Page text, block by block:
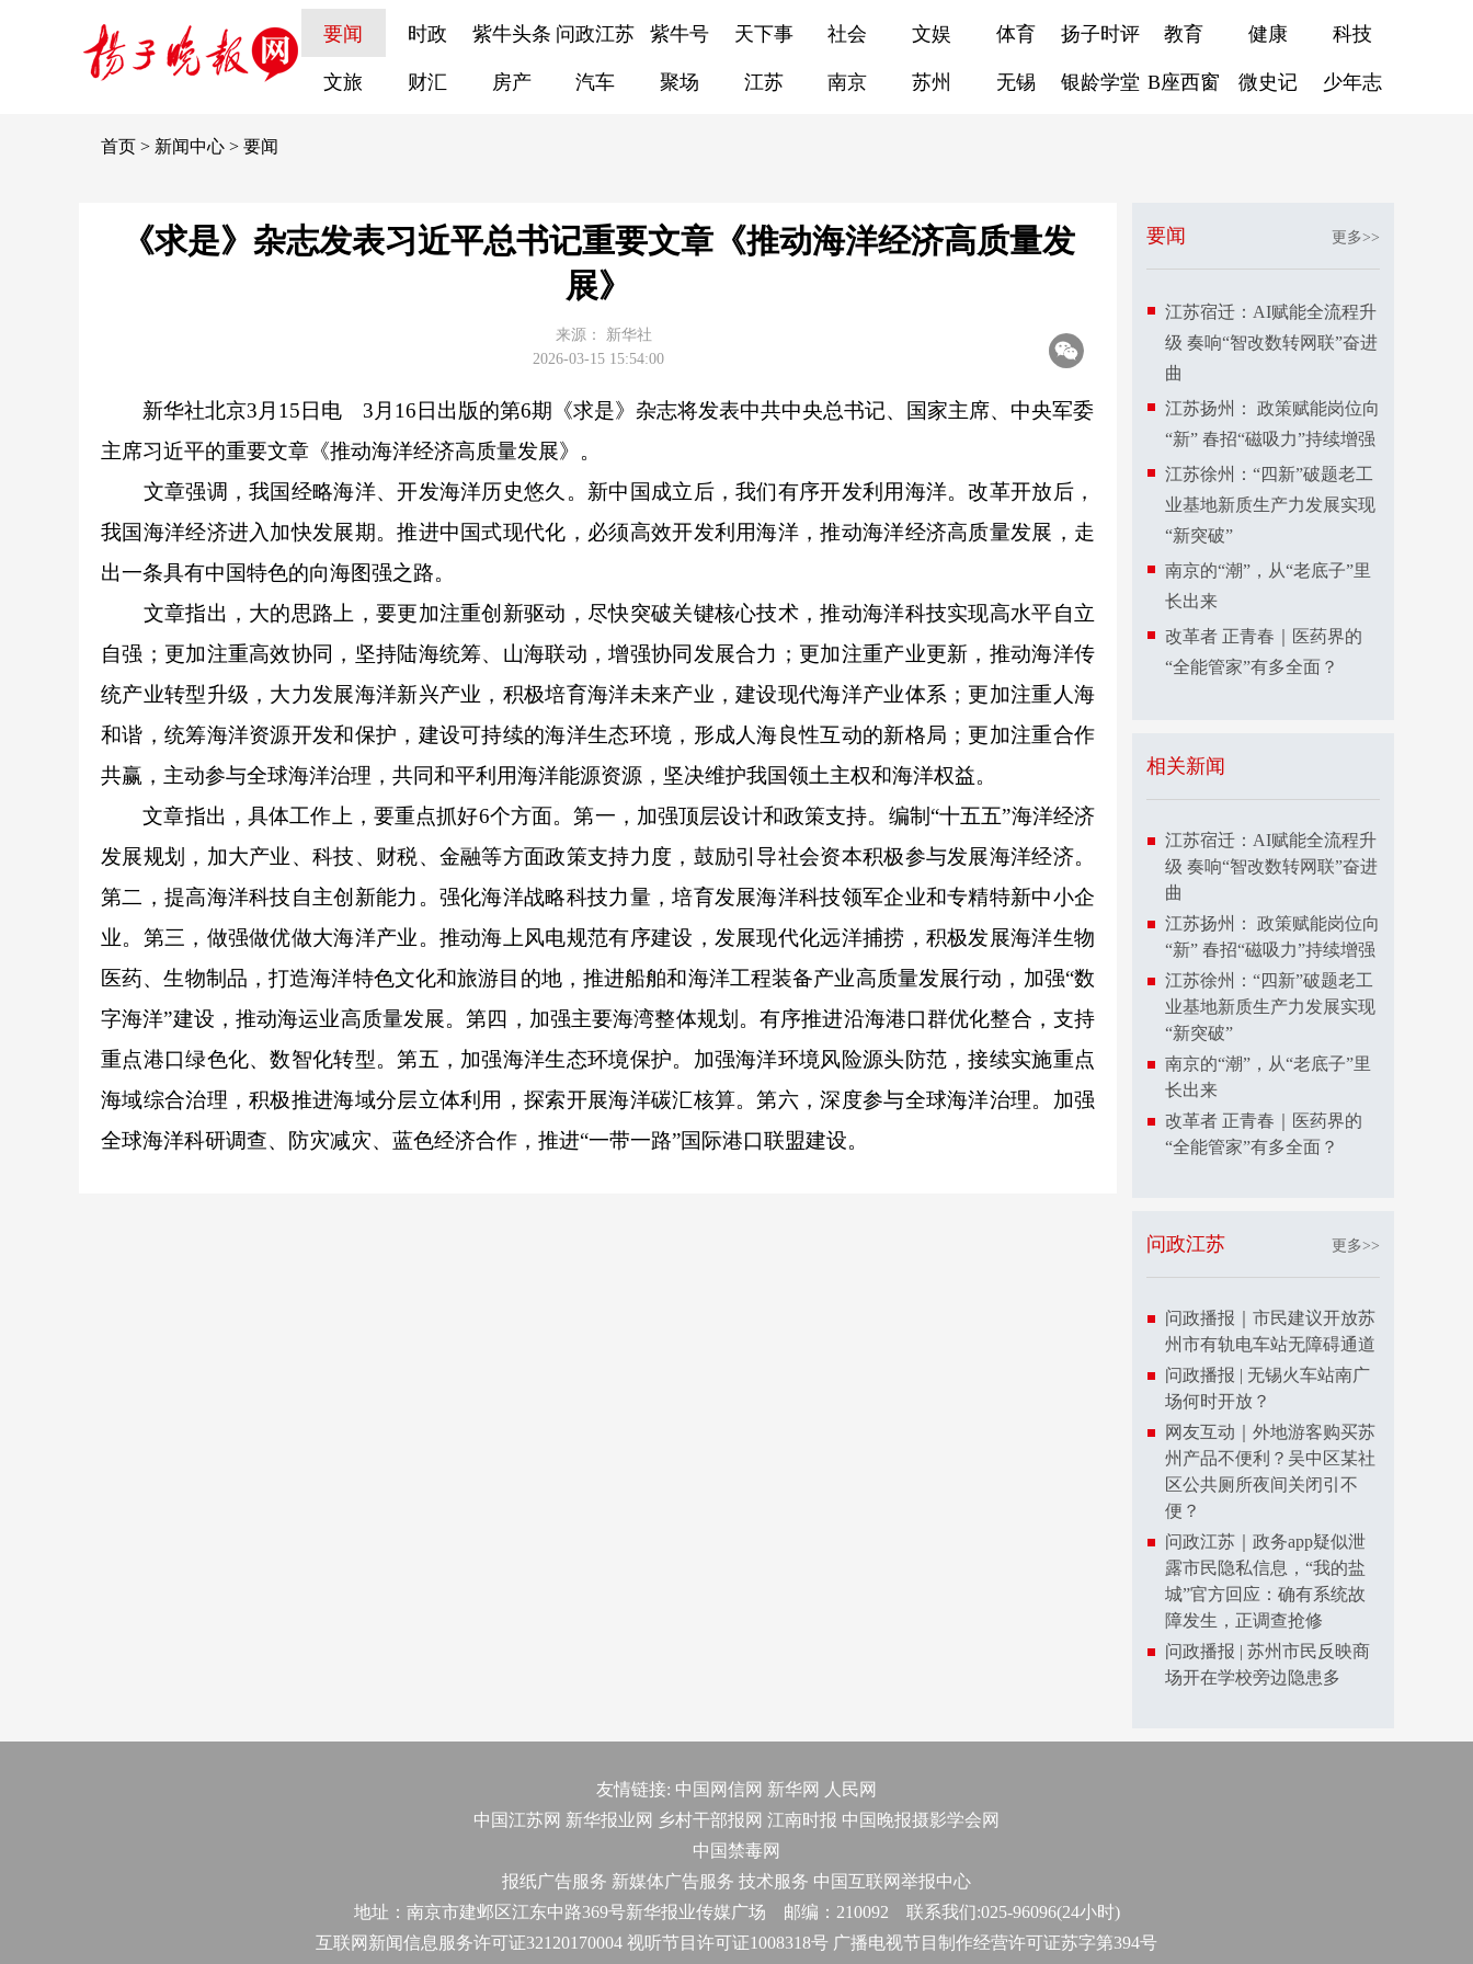
要闻 时政 紫牛头条 问政江苏 紫牛号 天下事 社会 文娱 体育 扬子时评 教育 健康 科技
文旅 财汇 房产 汽车 聚场 江苏 南京 苏州 无锡 银龄学堂 B座西窗 微史记 少年志
首页 > 新闻中心 > 要闻
《求是》杂志发表习近平总书记重要文章《推动海洋经济高质量发
展》
来源：
新华社
2026-03-15 15:54:00
新华社北京3月15日电 3月16日出版的第6期《求是》杂志将发表中共中央总书记、国家主席、中央军委
主席习近平的重要文章《推动海洋经济高质量发展》。
文章强调，我国经略海洋、开发海洋历史悠久。新中国成立后，我们有序开发利用海洋。改革开放后，
我国海洋经济进入加快发展期。推进中国式现代化，必须高效开发利用海洋，推动海洋经济高质量发展，走
出一条具有中国特色的向海图强之路。
文章指出，大的思路上，要更加注重创新驱动，尽快突破关键核心技术，推动海洋科技实现高水平自立
自强；更加注重高效协同，坚持陆海统筹、山海联动，增强协同发展合力；更加注重产业更新，推动海洋传
统产业转型升级，大力发展海洋新兴产业，积极培育海洋未来产业，建设现代海洋产业体系；更加注重人海
和谐，统筹海洋资源开发和保护，建设可持续的海洋生态环境，形成人海良性互动的新格局；更加注重合作
共赢，主动参与全球海洋治理，共同和平利用海洋能源资源，坚决维护我国领土主权和海洋权益。
文章指出，具体工作上，要重点抓好6个方面。第一，加强顶层设计和政策支持。编制“十五五”海洋经济
发展规划，加大产业、科技、财税、金融等方面政策支持力度，鼓励引导社会资本积极参与发展海洋经济。
第二，提高海洋科技自主创新能力。强化海洋战略科技力量，培育发展海洋科技领军企业和专精特新中小企
业。第三，做强做优做大海洋产业。推动海上风电规范有序建设，发展现代化远洋捕捞，积极发展海洋生物
医药、生物制品，打造海洋特色文化和旅游目的地，推进船舶和海洋工程装备产业高质量发展行动，加强“数
字海洋”建设，推动海运业高质量发展。第四，加强主要海湾整体规划。有序推进沿海港口群优化整合，支持
重点港口绿色化、数智化转型。第五，加强海洋生态环境保护。加强海洋环境风险源头防范，接续实施重点
海域综合治理，积极推进海域分层立体利用，探索开展海洋碳汇核算。第六，深度参与全球海洋治理。加强
全球海洋科研调查、防灾减灾、蓝色经济合作，推进“一带一路”国际港口联盟建设。
要闻 更多>>
江苏宿迁：AI赋能全流程升
级 奏响“智改数转网联”奋进
曲
江苏扬州： 政策赋能岗位向
“新” 春招“磁吸力”持续增强
江苏徐州：“四新”破题老工
业基地新质生产力发展实现
“新突破”
南京的“潮”，从“老底子”里
长出来
改革者 正青春｜医药界的
“全能管家”有多全面？
相关新闻
江苏宿迁：AI赋能全流程升
级 奏响“智改数转网联”奋进
曲
江苏扬州： 政策赋能岗位向
“新” 春招“磁吸力”持续增强
江苏徐州：“四新”破题老工
业基地新质生产力发展实现
“新突破”
南京的“潮”，从“老底子”里
长出来
改革者 正青春｜医药界的
“全能管家”有多全面？
问政江苏 更多>>
问政播报｜市民建议开放苏
州市有轨电车站无障碍通道
问政播报 | 无锡火车站南广
场何时开放？
网友互动｜外地游客购买苏
州产品不便利？吴中区某社
区公共厕所夜间关闭引不
便？
问政江苏｜政务app疑似泄
露市民隐私信息，“我的盐
城”官方回应：确有系统故
障发生，正调查抢修
问政播报 | 苏州市民反映商
场开在学校旁边隐患多
友情链接: 中国网信网 新华网
人民网
中国江苏网 新华报业网 乡村干部报网 江南时报 中国晚报摄影学会网
中国禁毒网
报纸广告服务 新媒体广告服务 技术服务 中国互联网举报中心
地址：南京市建邺区江东中路369号新华报业传媒广场 邮编：210092 联系我们:025-96096(24小时)
互联网新闻信息服务许可证32120170004 视听节目许可证1008318号 广播电视节目制作经营许可证苏字第394号